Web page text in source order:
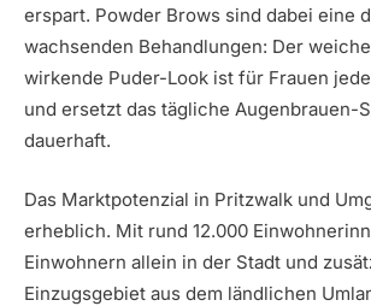
erspart. Powder Brows sind dabei eine
wachsenden Behandlungen: Der
wirkende Puder-Look ist für Frauen
und ersetzt das tägliche Augenbrauen-
dauerhaft.
Das Marktpotenzial in Pritzwalk und
erheblich. Mit rund 12.000
Einwohnern allein in der Stadt und
Einzugsgebiet aus dem ländlichen